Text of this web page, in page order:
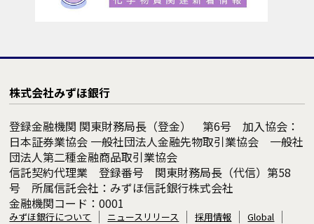
株式会社みずほ銀行
登録金融機関 関東財務局長（登金） 第6号 加入協会：
日本証券業協会 一般社団法人金融先物取引業協会 一般社
団法人第二種金融商品取引業協会
信託契約代理業 登録番号 関東財務局長（代信）第58
号 所属信託会社：みずほ信託銀行株式会社
金融機関コード：0001
みずほ銀行について ニュースリリース 採用情報
Global